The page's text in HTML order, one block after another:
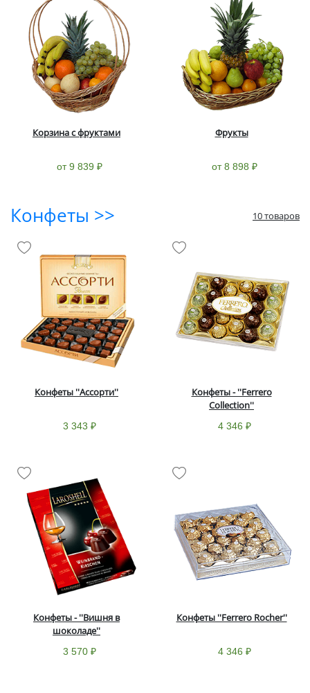
Корзина с фруктами
от 9 839 ₽
Фрукты
от 8 898 ₽
Конфеты >> 10 товаров
Конфеты ''Ассорти''
3 343 ₽
Конфеты - ''Ferrero
Collection''
4 346 ₽
Конфеты - ''Вишня в
шоколаде''
3 570 ₽
Конфеты ''Ferrero Rocher''
4 346 ₽